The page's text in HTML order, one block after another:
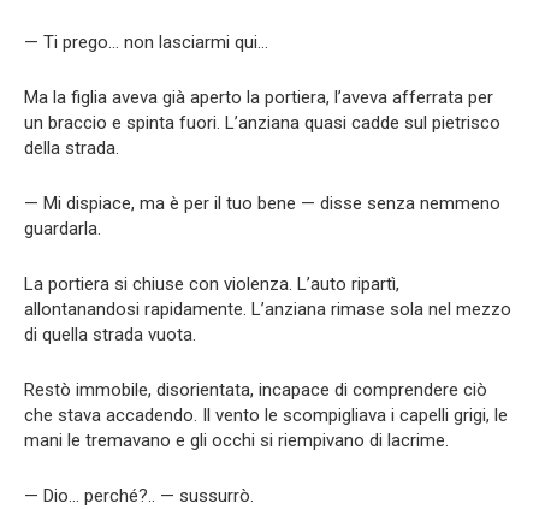
— Ti prego… non lasciarmi qui…
Ma la figlia aveva già aperto la portiera, l’aveva afferrata per
un braccio e spinta fuori. L’anziana quasi cadde sul pietrisco
della strada.
— Mi dispiace, ma è per il tuo bene — disse senza nemmeno
guardarla.
La portiera si chiuse con violenza. L’auto ripartì,
allontanandosi rapidamente. L’anziana rimase sola nel mezzo
di quella strada vuota.
Restò immobile, disorientata, incapace di comprendere ciò
che stava accadendo. Il vento le scompigliava i capelli grigi, le
mani le tremavano e gli occhi si riempivano di lacrime.
— Dio… perché?.. — sussurrò.